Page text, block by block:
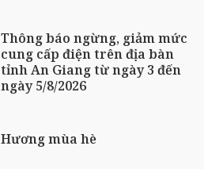
Thông báo ngừng, giảm mức
cung cấp điện trên địa bàn
tỉnh An Giang từ ngày 3 đến
ngày 5/8/2026
Hương mùa hè